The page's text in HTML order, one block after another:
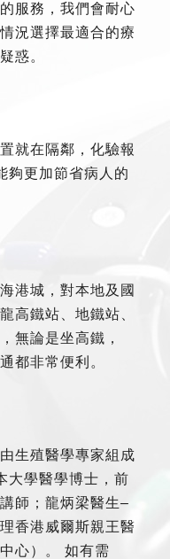
服務，我們會耐心
況選擇最適合的療
惑。
就在隔鄰，化驗報
夠更加節省病人的
港城，對本地及國
高鐵站、地鐵站、
無論是坐高鐵，
都非常便利。
生殖醫學專家組成
大學醫學博士，前
師；龍炳梁醫生–
香港威爾斯親王醫
心）。 如有需